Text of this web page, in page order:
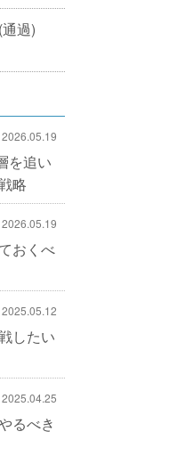
過)
2026.05.19
を追い
略
2026.05.19
おくべ
2025.05.12
したい
2025.04.25
るべき